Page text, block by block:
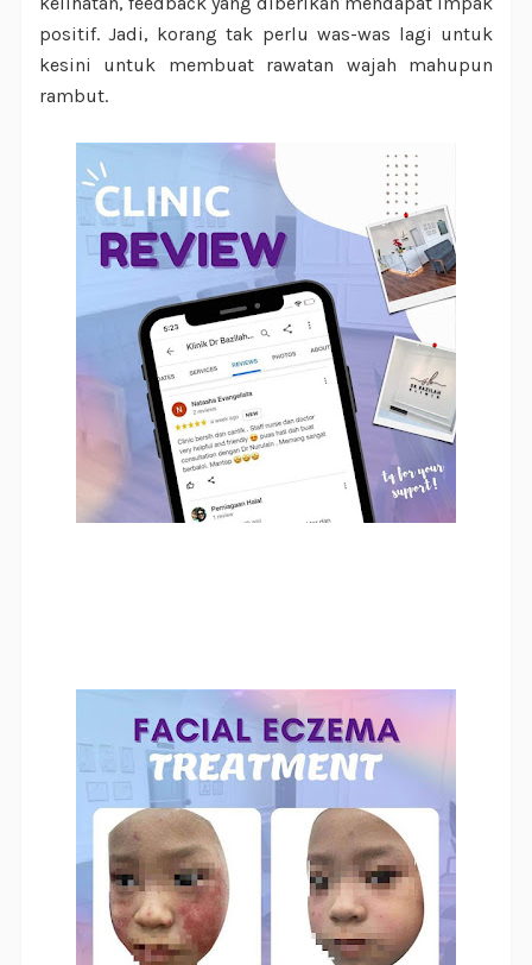
positif. Jadi, korang tak perlu was-was lagi untuk
kesini untuk membuat rawatan wajah mahupun
rambut.